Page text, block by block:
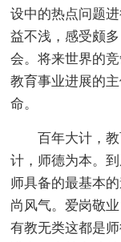
设中的热点问题
益不浅，感受颇
会。将来世界的
教育事业进展的
命。
百年大计，教
计，师德为本。
师具备的最基本
尚风气。爱岗敬
有教无类这都是